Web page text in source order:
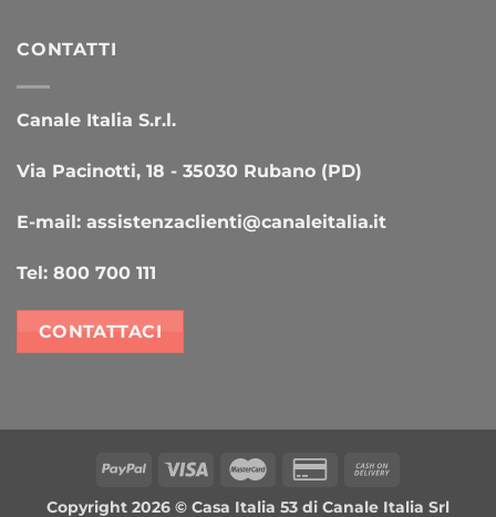
CONTATTI
Canale Italia S.r.l.
Via Pacinotti, 18 - 35030 Rubano (PD)
E-mail: assistenzaclienti@canaleitalia.it
Tel: 800 700 111
CONTATTACI
PayPal Visa MasterCardCredit
Copyright 2026 © Casa Italia 53 di Canale Italia Srl